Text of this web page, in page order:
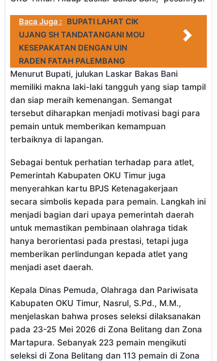
Baca Juga : BUPATI LAHAT CIK
UJANG SH TANDATANGANI MOU
KESEPAKATAN DENGAN UIN
RADEN FATAH PALEMBANG
Menurut Bupati, julukan Laskar Bakas Bani
memiliki makna laki-laki tangguh yang siap tampil
dan siap meraih kemenangan. Semangat
tersebut diharapkan menjadi motivasi bagi para
pemain untuk memberikan kemampuan
terbaiknya di lapangan.
Sebagai bentuk perhatian terhadap para atlet,
Pemerintah Kabupaten OKU Timur juga
menyerahkan kartu BPJS Ketenagakerjaan
secara simbolis kepada para pemain. Langkah ini
menjadi bagian dari upaya pemerintah daerah
untuk memastikan pembinaan olahraga tidak
hanya berorientasi pada prestasi, tetapi juga
memberikan perlindungan kepada atlet yang
menjadi aset daerah.
Kepala Dinas Pemuda, Olahraga dan Pariwisata
Kabupaten OKU Timur, Nasrul, S.Pd., M.M.,
menjelaskan bahwa proses seleksi dilaksanakan
pada 23-25 Mei 2026 di Zona Belitang dan Zona
Martapura. Sebanyak 223 pemain mengikuti
seleksi di Zona Belitang dan 113 pemain di Zona